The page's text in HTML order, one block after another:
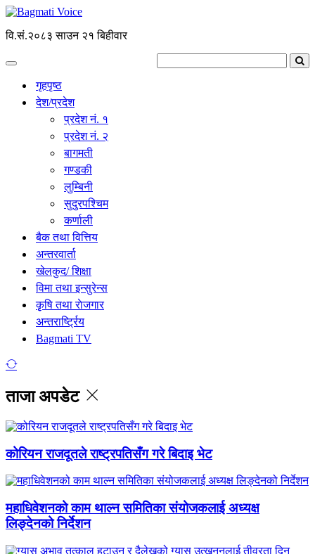
वि.सं.२०८३ साउन २१ बिहीवार
गृहपृष्ठ
देश/प्रदेश
प्रदेश नं. १
प्रदेश नं. २
बागमती
गण्डकी
लुम्बिनी
सुदुरपश्चिम
कर्णाली
बैक तथा वित्तिय
अन्तरवार्ता
खेलकुद/ शिक्षा
विमा तथा इन्सुरेन्स
कृृषि तथा राेजगार
अन्तरार्ष्ट्रिय
Bagmati TV
ताजा अपडेट
कोरियन राजदूतले राष्ट्रपतिसँग गरे बिदाइ भेट
महाधिवेशनको काम थाल्न समितिका संयोजकलाई अध्यक्ष
लिङ्देनको निर्देशन